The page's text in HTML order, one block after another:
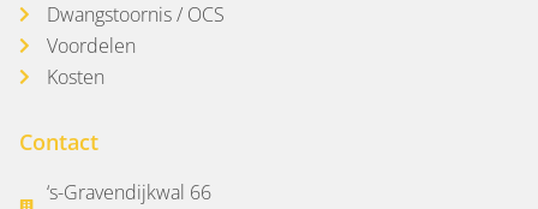
Dwangstoornis / OCS
Voordelen
Kosten
Contact
‘s-Gravendijkwal 66